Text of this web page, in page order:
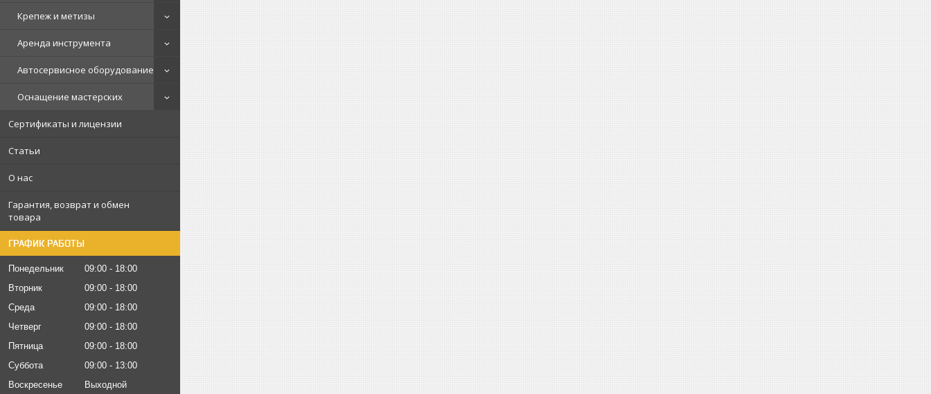
Крепеж и метизы
Аренда инструмента
Автосервисное оборудование
Оснащение мастерских
Сертификаты и лицензии
Статьи
О нас
Гарантия, возврат и обмен
товара
ГРАФИК РАБОТЫ
Понедельник 09:00
18:00
Вторник
09:00
18:00
Среда
09:00
18:00
Четверг
09:00
18:00
Пятница
09:00
18:00
Суббота
09:00
13:00
Воскресенье
Выходной